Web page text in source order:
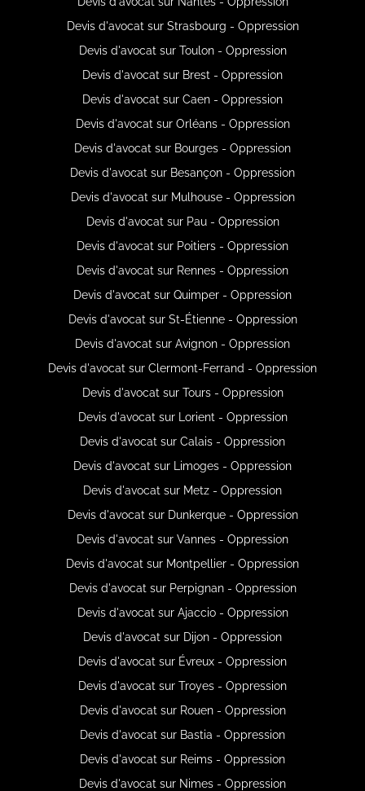
Devis d'avocat sur Strasbourg - Oppression
Devis d'avocat sur Toulon - Oppression
Devis d'avocat sur Brest - Oppression
Devis d'avocat sur Caen - Oppression
Devis d'avocat sur Orléans - Oppression
Devis d'avocat sur Bourges - Oppression
Devis d'avocat sur Besançon - Oppression
Devis d'avocat sur Mulhouse - Oppression
Devis d'avocat sur Pau - Oppression
Devis d'avocat sur Poitiers - Oppression
Devis d'avocat sur Rennes - Oppression
Devis d'avocat sur Quimper - Oppression
Devis d'avocat sur St-Étienne - Oppression
Devis d'avocat sur Avignon - Oppression
Devis d'avocat sur Clermont-Ferrand - Oppression
Devis d'avocat sur Tours - Oppression
Devis d'avocat sur Lorient - Oppression
Devis d'avocat sur Calais - Oppression
Devis d'avocat sur Limoges - Oppression
Devis d'avocat sur Metz - Oppression
Devis d'avocat sur Dunkerque - Oppression
Devis d'avocat sur Vannes - Oppression
Devis d'avocat sur Montpellier - Oppression
Devis d'avocat sur Perpignan - Oppression
Devis d'avocat sur Ajaccio - Oppression
Devis d'avocat sur Dijon - Oppression
Devis d'avocat sur Évreux - Oppression
Devis d'avocat sur Troyes - Oppression
Devis d'avocat sur Rouen - Oppression
Devis d'avocat sur Bastia - Oppression
Devis d'avocat sur Reims - Oppression
Devis d'avocat sur Nimes - Oppression